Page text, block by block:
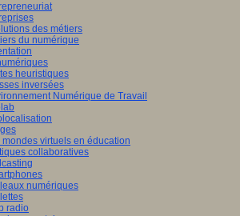
des métiers
du numérique
heuristiques
inversées
Numérique de Travail
mondes virtuels en éducation
collaboratives
numériques
radio